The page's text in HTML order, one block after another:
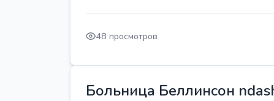
48 просмотров
Больница Беллинсон